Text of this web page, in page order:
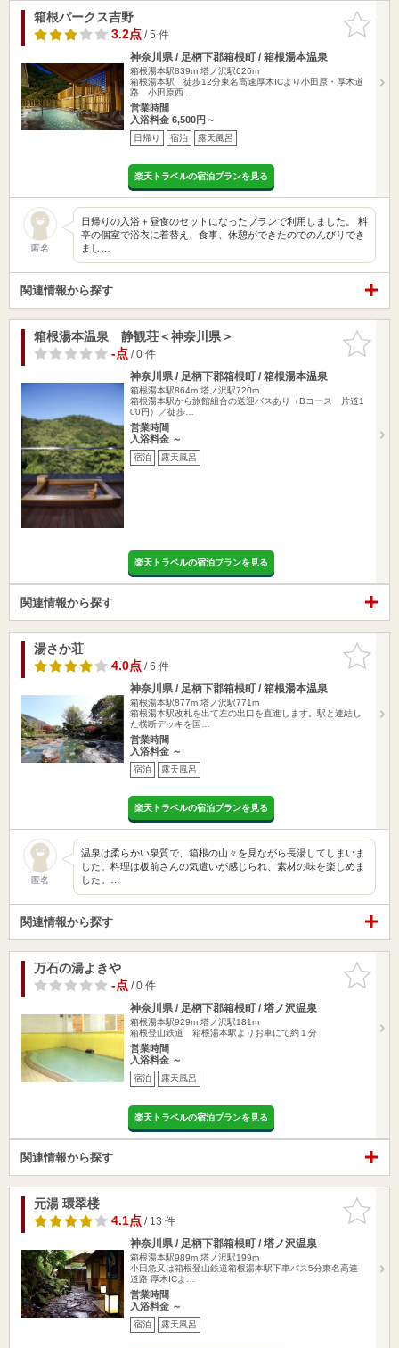
お気に入
りに追加
箱根パークス吉野
3.2点/ 5 件
神奈川県 / 足柄下郡箱根町 / 箱根湯本温泉
箱根湯本駅839m 塔ノ沢駅626m
箱根湯本駅 徒歩12分東名高速厚木ICより小田原・厚木道
路 小田原西…
営業時間
入浴料金 6,500円～
日帰り 宿泊 露天風呂
楽天トラベルの宿泊プランを見る
匿名
日帰りの入浴＋昼食のセットになったプランで利用しました。 料
亭の個室で浴衣に着替え、食事、休憩ができたのでのんびりでき
まし…
関連情報から探す
お気に入
りに追加
箱根湯本温泉 静観荘＜神奈川県＞
-点/ 0 件
神奈川県 / 足柄下郡箱根町 / 箱根湯本温泉
箱根湯本駅864m 塔ノ沢駅720m
箱根湯本駅から旅館組合の送迎バスあり（Bコース 片道1
00円）／徒歩…
営業時間
入浴料金 ～
宿泊 露天風呂
楽天トラベルの宿泊プランを見る
関連情報から探す
お気に入
りに追加
湯さか荘
4.0点/ 6 件
神奈川県 / 足柄下郡箱根町 / 箱根湯本温泉
箱根湯本駅877m 塔ノ沢駅771m
箱根湯本駅改札を出て左の出口を直進します。駅と連結し
た横断デッキを国…
営業時間
入浴料金 ～
宿泊 露天風呂
楽天トラベルの宿泊プランを見る
匿名
温泉は柔らかい泉質で、箱根の山々を見ながら長湯してしまいま
した。料理は板前さんの気遣いが感じられ、素材の味を楽しめま
した。…
関連情報から探す
お気に入
りに追加
万石の湯よきや
-点/ 0 件
神奈川県 / 足柄下郡箱根町 / 塔ノ沢温泉
箱根湯本駅929m 塔ノ沢駅181m
箱根登山鉄道 箱根湯本駅よりお車にて約１分
営業時間
入浴料金 ～
宿泊 露天風呂
楽天トラベルの宿泊プランを見る
関連情報から探す
お気に入
りに追加
元湯 環翠楼
4.1点/ 13 件
神奈川県 / 足柄下郡箱根町 / 塔ノ沢温泉
箱根湯本駅989m 塔ノ沢駅199m
小田急又は箱根登山鉄道箱根湯本駅下車バス5分東名高速
道路 厚木ICよ…
営業時間
入浴料金 ～
宿泊 露天風呂